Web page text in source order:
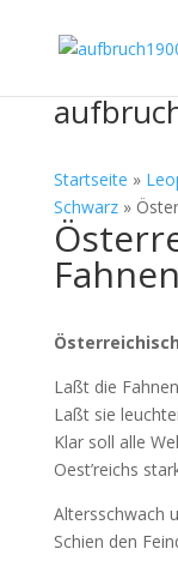
Startseite »
Schwarz»
Laßt die
Laßt sie
Klar soll alle
Oest’reichs
Altersschwach
Schien den